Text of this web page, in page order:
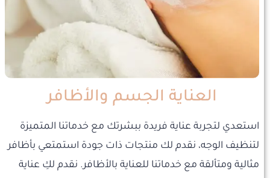
العناية الجسم والأظافر
استعدي لتجربة عناية فريدة ببشرتك مع خدماتنا المتميزة
لتنظيف الوجه، نقدم لك منتجات ذات جودة استمتعي بأظافر
مثالية ومتألقة مع خدماتنا للعناية بالأظافر. نقدم لكِ عناية